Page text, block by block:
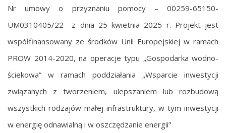
Nr umowy o przyznaniu pomocy – 00259-65150-
UM0310405/22 z dnia 25 kwietnia 2025 r. Projekt jest
współfinansowany ze środków Unii Europejskiej w ramach
PROW 2014-2020, na operacje typu „Gospodarka wodno-
ściekowa” w ramach poddziałania „Wsparcie inwestycji
związanych z tworzeniem, ulepszaniem lub rozbudową
wszystkich rodzajów małej infrastruktury, w tym inwestycji
w energię odnawialną i w oszczędzanie energii”